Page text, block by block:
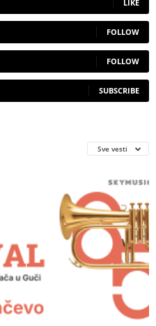
LIKE
FOLLOW
FOLLOW
SUBSCRIBE
Sve vesti